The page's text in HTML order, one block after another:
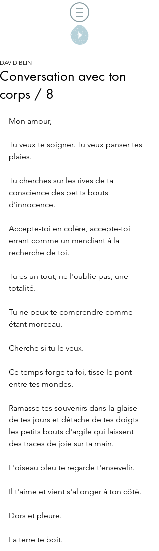
Conversation avec ton
corps / 8
DAVID BLIN
Mon amour,
Tu veux te soigner. Tu veux panser tes
plaies.
Tu cherches sur les rives de ta
conscience des petits bouts
d'innocence.
Accepte-toi en colère, accepte-toi
errant comme un mendiant à la
recherche de toi.
Tu es un tout, ne l'oublie pas, une
totalité.
Tu ne peux te comprendre comme
étant morceau.
Cherche si tu le veux.
Ce temps forge ta foi, tisse le pont
entre tes mondes.
Ramasse tes souvenirs dans la glaise
de tes jours et détache de tes doigts
les petits bouts d'argile qui laissent
des traces de joie sur ta main.
L'oiseau bleu te regarde t'ensevelir.
Il t'aime et vient s'allonger à ton côté.
Dors et pleure.
La terre te boit.